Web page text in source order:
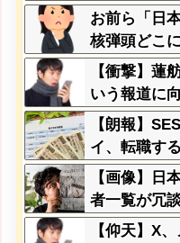
wwww
お前ら「日
核弾頭どこに
【衝撃】蓮
いう報道に
だから叩い
ろ」←これ
【朗報】
イ、転職す
【画像】日
者一覧が冗
w w w w w
【仰天】X